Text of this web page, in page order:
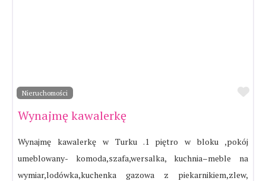
Nieruchomości
Wynajmę kawalerkę
Wynajmę kawalerkę w Turku .1 piętro w bloku ,pokój
umeblowany- komoda,szafa,wersalka, kuchnia–meble na
wymiar,lodówka,kuchenka gazowa z piekarnikiem,zlew,